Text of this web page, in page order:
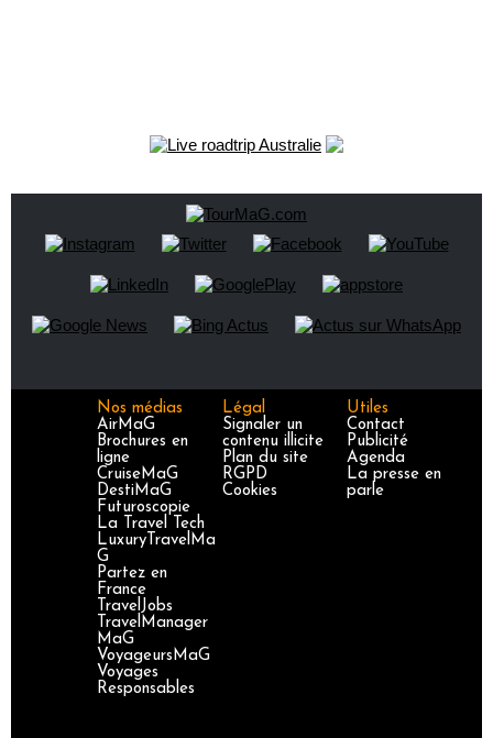
Nos médias
AirMaG
Brochures en
ligne
CruiseMaG
DestiMaG
Futuroscopie
La Travel Tech
LuxuryTravelMa
G
Partez en
France
TravelJobs
TravelManager
MaG
VoyageursMaG
Voyages
Responsables
Légal
Signaler un
contenu illicite
Plan du site
RGPD
Cookies
Utiles
Contact
Publicité
Agenda
La presse en
parle